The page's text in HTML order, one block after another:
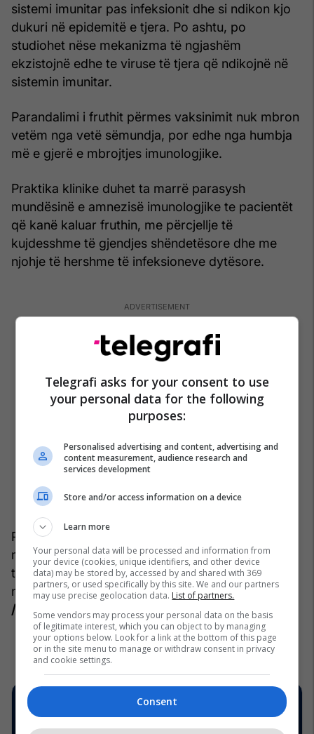
sistemi imunitar pas infeksionit dhe si ndikon kjo
dukuri në epidemitë e tjera. Po ashtu, po
studiohet nëse mekanizma të ngjashëm
ekzistojnë edhe te viruse të tjera që ndikojnë në
sistemin imunitar.
Parandalimi i fruthit përmes vaksinimit nuk mbron
vetëm nga vetë sëmundja, por edhe nga humbja
më e gjerë e mbrojtjes imunologjike.
Praktika klinike duhet ta marrë parasysh
mundësinë e amnezisë imunologjike te pacientët
që kanë kaluar fruthin, me përcjellje të
kujdesshme të gjendjes shëndetësore dhe me
njohje të hershme të infeksioneve dytësore.
Përfshirja e këtyre njohurive në shëndetin publik
mund të përmirësojë rezultatet e trajtimit dhe ta
theksojë edhe më shumë rëndësinë e vaksinimit
në mbrojtjen e individit dhe të popullatës.
/Telegrafi/
Telegrafi asks for your consent to use
your personal data for the following
purposes:
Personalised advertising and content, advertising and
content measurement, audience research and
services development
Store and/or access information on a device
Learn more
Your personal data will be processed and information from
your device (cookies, unique identifiers, and other device
data) may be stored by, accessed by and shared with 369
partners, or used specifically by this site. We and our partners
may use precise geolocation data. List of partners.
Some vendors may process your personal data on the basis
of legitimate interest, which you can object to by managing
your options below. Look for a link at the bottom of this page
or in the site menu to manage or withdraw consent in privacy
and cookie settings.
Consent